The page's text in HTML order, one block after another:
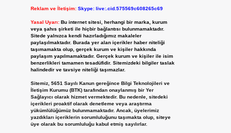
Reklam ve İletişim: Skype: live:.cid.575569c608265c69
Yasal Uyarı: Bu internet sitesi, herhangi bir marka, kurum
veya şahıs şirketi ile hiçbir bağlantısı bulunmamaktadır.
Sitede yalnızca kendi hazırladığımız makaleler
paylaşılmaktadır. Burada yer alan içerikler haber niteliği
taşımamakta olup, gerçek kurum ve kişiler hakkında
paylaşım yapılmamaktadır. Gerçek kurum ve kişiler ile isim
benzerlikleri tamamen tesadüfidir. Sitemizdeki bilgiler taslak
halindedir ve tavsiye niteliği taşımazlar.
Sitemiz, 5651 Sayılı Kanun gereğince Bilgi Teknolojileri ve
İletişim Kurumu (BTK) tarafından onaylanmış bir Yer
Sağlayıcı olarak hizmet vermektedir. Bu nedenle, sitedeki
içerikleri proaktif olarak denetleme veya araştırma
yükümlülüğümüz bulunmamaktadır. Ancak, üyelerimiz
yazdıkları içeriklerin sorumluluğunu taşımakta olup, siteye
üye olarak bu sorumluluğu kabul etmiş sayılırlar.